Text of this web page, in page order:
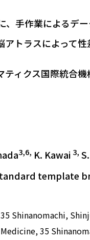
手作業によるデ
トラスによって性
ィクス国際統合
3,6, K. Kawai 3,
template
Shinanomachi,
35